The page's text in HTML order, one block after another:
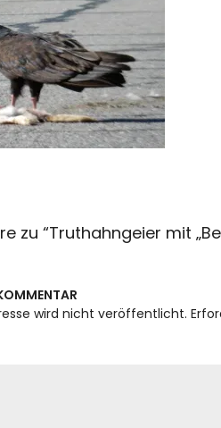
zu “Truthahngeier mit
wird nicht veröffentlicht.